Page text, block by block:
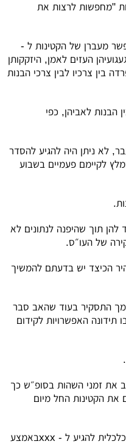
"מחפשות לרצות את
מעברן של הקטינות ל -
לנוכח גילן - בנות 5 ו - 3, געגועיהן העזים לאמן, היזקקותן
בין צרכיו לבין צרכי הבנות
לאביהן, כפי
לא ניתן היה להגיע להסדר
לקיימם פעמיים בשבוע
תוך שהיפנה לנתונים לא
של העו״ס.
הכיצד יש בדעתם להמשיך
התסקיר בעוד שהאב סבר
תידונה האפשרויות לקידום
את זמני השהות בסופ״ש כך
את הקטינות החל מיום
להגיע ל - xxxבאמצע